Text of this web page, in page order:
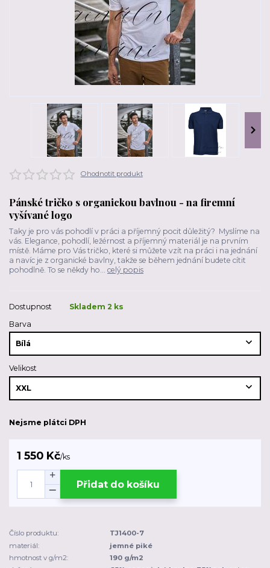
Ohodnotit produkt
Pánské tričko s organickou bavlnou - na firemní
vyšívané logo
Taky je pro vás pohodlí v práci a příjemný pocit důležitý? Myslíme na
vás. Elegance, pohodlí, ležérnost a příjemný materiál je na prvním
místě. Máme pro Vás tričko, které si můžete vzít na práci i na jednání
a navíc je z organické bavlny, takže se během jednání budete cítit
pohodlně. To se někdy ho... celý popis
Dostupnost
Skladem 2 ks
Barva
Velikost
Nejsme plátci DPH
1 550 Kč/ks
Přidat do košíku
Číslo produktu:
TJ1400-7
materiál:
jemné piké
hmotnost v g/m2:
190 g/m2